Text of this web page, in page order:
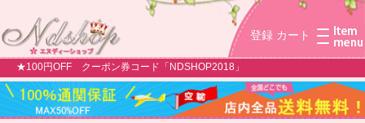
登録 カート
★100円OFF クーポン券コード「NDSHOP2018」